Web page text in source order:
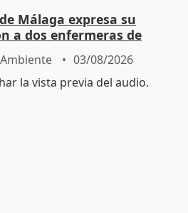
Málaga expresa su
a dos enfermeras de
03/08/2026